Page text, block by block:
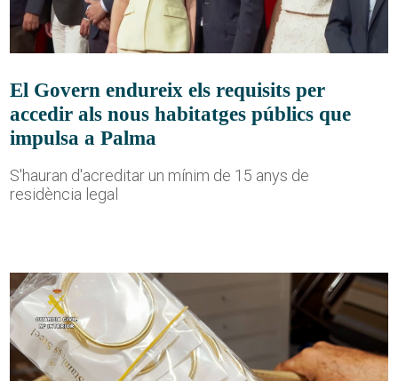
El Govern endureix els requisits per
accedir als nous habitatges públics que
impulsa a Palma
S'hauran d'acreditar un mínim de 15 anys de
residència legal